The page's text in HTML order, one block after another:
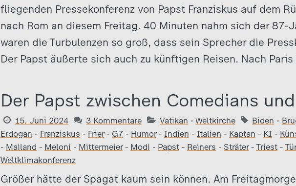
fliegenden Pressekonferenz von Papst Franziskus auf dem
nach Rom an diesem Freitag. 40 Minuten nahm sich der 87-
waren die Turbulenzen so groß, dass sein Sprecher die
Der Papst äußerte sich auch zu künftigen Reisen. Nach
Der Papst zwischen Comedians
15. Juni 2024 3 Kommentare Vatikan - Weltkirche Biden -
Erdogan - Franziskus - Frier- G7 - Humor- Indien - Italien - Kaptan - KI -
- Mailand - Meloni - Mittermeier- Modi - Papst - Reiners - Sträter- Triest -
Weltklimakonferenz
Größer hätte der Spagat kaum sein können. Am